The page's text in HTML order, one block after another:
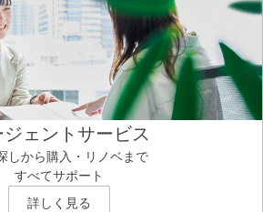
ジェントサービス
しから購入・リノベまで
すべてサポート
詳しく見る